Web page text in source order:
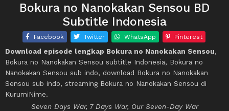
Bokura no Nanokakan Sensou BD
Subtitle Indonesia
Facebook Twitter WhatsApp Pinterest
Download episode lengkap Bokura no Nanokakan Sensou,
Bokura no Nanokakan Sensou subtitle Indonesia, Bokura no
Nanokakan Sensou sub indo, download Bokura no Nanokakan
Sensou sub indo, streaming Bokura no Nanokakan Sensou di
KurumiNime.
Seven Days War, 7 Days War, Our Seven-Day War